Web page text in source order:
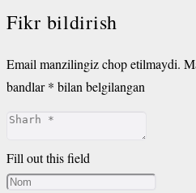
Fikr bildirish
Email manzilingiz chop etilmaydi.
bandlar* bilan belgilangan
Fill out this field